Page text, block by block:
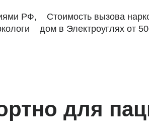
РФ,
Стоимость вызова
дом в Электроуглях от
для